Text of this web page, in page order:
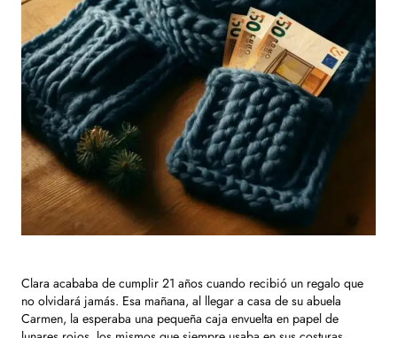
Clara acababa de cumplir 21 años cuando recibió un regalo que
no olvidará jamás. Esa mañana, al llegar a casa de su abuela
Carmen, la esperaba una pequeña caja envuelta en papel de